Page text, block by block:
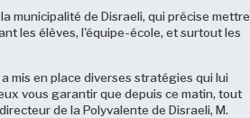
municipalité de Disraeli, qui précise mettre
les élèves, l'équipe-école, et surtout les
mis en place diverses stratégies qui lui
vous garantir que depuis ce matin, tout
de la Polyvalente de Disraeli, M.